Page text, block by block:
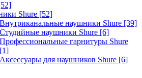
Shure [52]
Внутриканальные наушники Shure [39]
Студийные наушники Shure [6]
Профессиональные гарнитуры Shure
[1]
Аксессуары для наушников Shure [6]